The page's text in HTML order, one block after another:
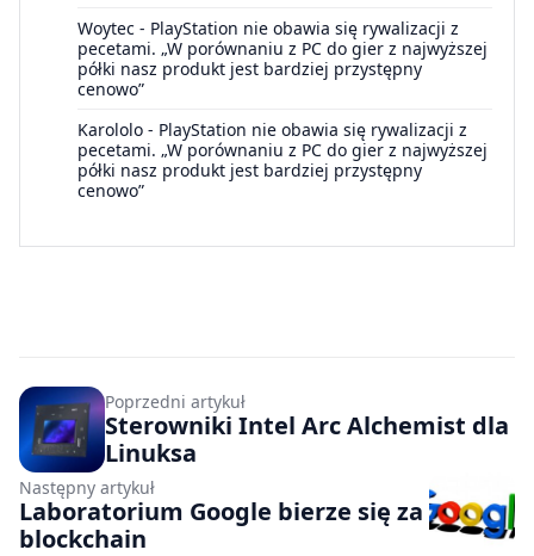
Woytec - PlayStation nie obawia się rywalizacji z
pecetami. „W porównaniu z PC do gier z najwyższej
półki nasz produkt jest bardziej przystępny
cenowo”
Karololo - PlayStation nie obawia się rywalizacji z
pecetami. „W porównaniu z PC do gier z najwyższej
półki nasz produkt jest bardziej przystępny
cenowo”
Poprzedni artykuł
Sterowniki Intel Arc Alchemist dla
Linuksa
Następny artykuł
Laboratorium Google bierze się za
blockchain